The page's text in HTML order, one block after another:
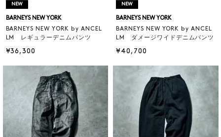
NEW
BARNEYS NEW YORK
BARNEYS NEW YORK by ANCEL
LM レギュラーデニムパンツ
¥36,300
NEW
BARNEYS NEW YORK
BARNEYS NEW YORK by ANCEL
LM ダメージワイドデニムパンツ
¥40,700